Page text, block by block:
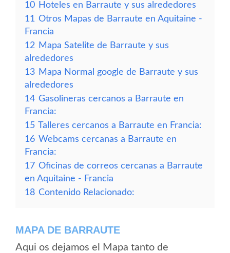
10 Hoteles en Barraute y sus alrededores
11 Otros Mapas de Barraute en Aquitaine -
Francia
12 Mapa Satelite de Barraute y sus
alrededores
13 Mapa Normal google de Barraute y sus
alrededores
14 Gasolineras cercanos a Barraute en
Francia:
15 Talleres cercanos a Barraute en Francia:
16 Webcams cercanas a Barraute en
Francia:
17 Oficinas de correos cercanas a Barraute
en Aquitaine - Francia
18 Contenido Relacionado:
MAPA DE BARRAUTE
Aqui os dejamos el Mapa tanto de